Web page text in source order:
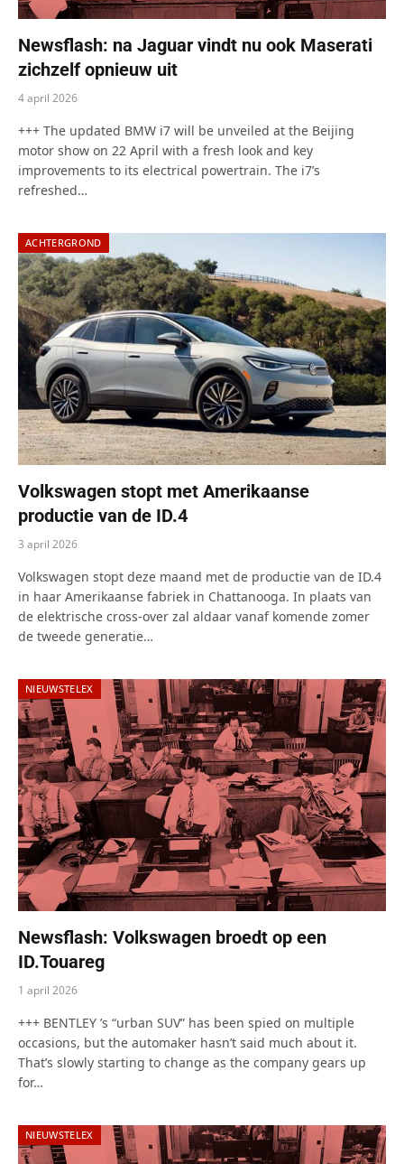
Newsflash: na Jaguar vindt nu ook Maserati
zichzelf opnieuw uit
4 april 2026
+++ The updated BMW i7 will be unveiled at the Beijing
motor show on 22 April with a fresh look and key
improvements to its electrical powertrain. The i7’s
refreshed…
ACHTERGROND
Volkswagen stopt met Amerikaanse
productie van de ID.4
3 april 2026
Volkswagen stopt deze maand met de productie van de ID.4
in haar Amerikaanse fabriek in Chattanooga. In plaats van
de elektrische cross-over zal aldaar vanaf komende zomer
de tweede generatie…
NIEUWSTELEX
Newsflash: Volkswagen broedt op een
ID.Touareg
1 april 2026
+++ BENTLEY ’s “urban SUV” has been spied on multiple
occasions, but the automaker hasn’t said much about it.
That’s slowly starting to change as the company gears up
for…
NIEUWSTELEX